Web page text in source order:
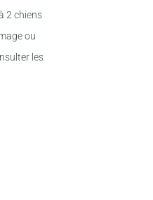
2 chiens
ou
les